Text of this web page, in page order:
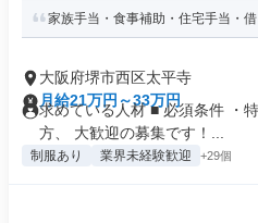
家族手当・食事補助・住宅手当・
大阪府堺市西区太平寺
月給21万円～33万円
求めている人材 ■ 必須条件 ・
方、 大歓迎の募集です！...
制服あり 業界未経験歓迎 +29個